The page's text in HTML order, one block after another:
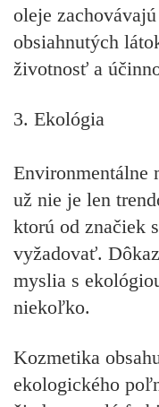
oleje
obsiahnutých
životnosť a
3. Ekológia
Environmentálne
už nie je len
ktorú od značiek
vyžadovať.
myslia s
niekoľko.
Kozmetika
ekologického